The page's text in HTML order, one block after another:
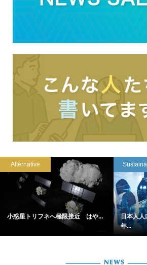
Alternative
小惑星トリフネへ極限接近 はや...
日本人
年...